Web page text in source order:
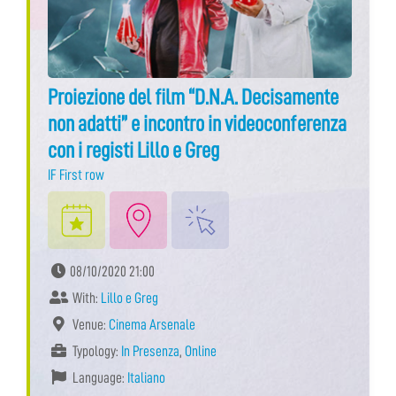
Proiezione del film “D.N.A. Decisamente
non adatti” e incontro in videoconferenza
con i registi Lillo e Greg
IF First row
08/10/2020 21:00
With: Lillo e Greg
Venue: Cinema Arsenale
Typology: In Presenza, Online
Language: Italiano